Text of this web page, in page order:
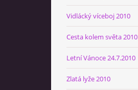
Vidlácký víceboj 2010
Cesta kolem světa 2010
Letní Vánoce 24.7.2010
Zlatá lyže 2010